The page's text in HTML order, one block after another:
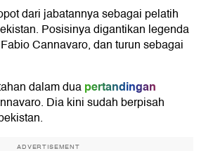
dari jabatannya sebagai pelatih
Posisinya digantikan legenda
Cannavaro, dan turun sebagai
dalam duapertandingan
Dia kini sudah berpisah
ADVERTISEMENT